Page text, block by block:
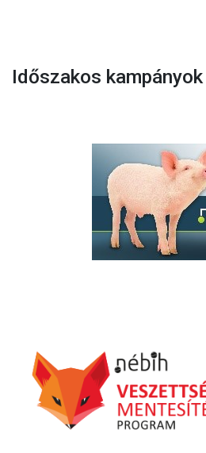
Időszakos kampányok